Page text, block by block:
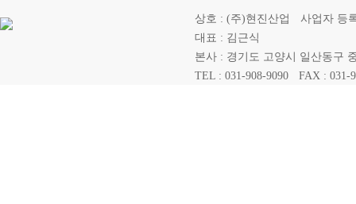
상호 : (주)현진산업
사업자 등
대표 : 김근식
본사 : 경기도 고양시 일산동구
TEL : 031-908-9090
FAX : 031-